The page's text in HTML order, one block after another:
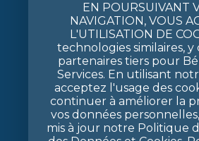
EN POURSUIVANT
NAVIGATION, VOUS
L'UTILISATION DE
technologies similaires, y
partenaires tiers pour
Services. En utilisant
acceptez l'usage des
continuer à améliorer la
vos données
mis à jour notre Politique